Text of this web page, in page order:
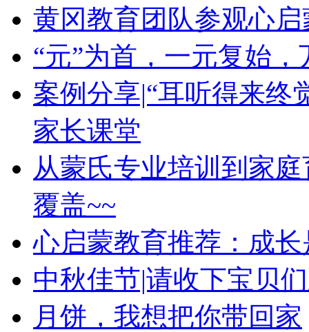
黄冈教育团队参观心
“元”为首，一元复始，
案例分享|“耳听得来
家长课堂
从蒙氏专业培训到家
覆盖~~
心启蒙教育推荐：成
中秋佳节|请收下宝贝
月饼，我想把你带回家